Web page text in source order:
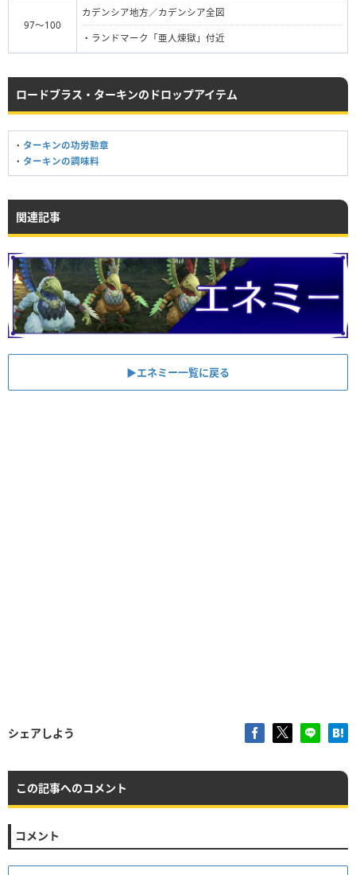
97〜100
カデンシア地方／カデンシア全図
・ランドマーク「亜人煉獄」付近
ロードブラス・ターキンのドロップアイテム
・ ターキンの功労勲章
・ ターキンの調味料
関連記事
▶︎エネミー一覧に戻る
シェアしよう
この記事へのコメント
コメント